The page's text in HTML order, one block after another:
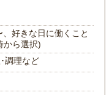
好きな日に働くこと
から選択)
調理など